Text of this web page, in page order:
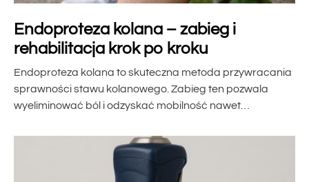
Endoproteza kolana – zabieg i
rehabilitacja krok po kroku
Endoproteza kolana to skuteczna metoda przywracania
sprawności stawu kolanowego. Zabieg ten pozwala
wyeliminować ból i odzyskać mobilność nawet…